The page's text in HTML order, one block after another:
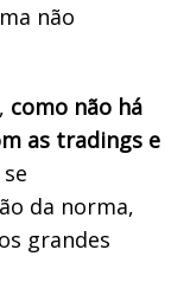
não
como não há
as tradings e
da norma,
grandes